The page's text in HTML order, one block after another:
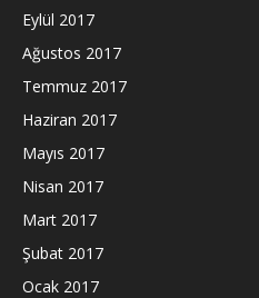
Eylül 2017
Ağustos 2017
Temmuz 2017
Haziran 2017
Mayıs 2017
Nisan 2017
Mart 2017
Şubat 2017
Ocak 2017